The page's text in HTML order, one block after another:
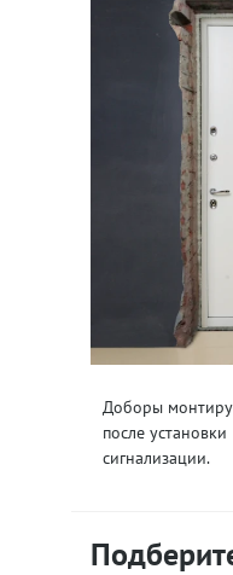
Доборы
после установки
сигнализации.